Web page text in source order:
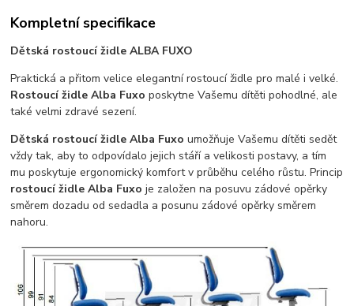
Kompletní specifikace
Dětská rostoucí židle ALBA FUXO
Praktická a přitom velice elegantní rostoucí židle pro malé i velké.
Rostoucí židle Alba Fuxo poskytne Vašemu dítěti pohodlné, ale
také velmi zdravé sezení.
Dětská rostoucí židle Alba Fuxo umožňuje Vašemu dítěti sedět
vždy tak, aby to odpovídalo jejich stáří a velikosti postavy, a tím
mu poskytuje ergonomický komfort v průběhu celého růstu. Princip
rostoucí židle Alba Fuxo je založen na posuvu zádové opěrky
směrem dozadu od sedadla a posunu zádové opěrky směrem
nahoru.